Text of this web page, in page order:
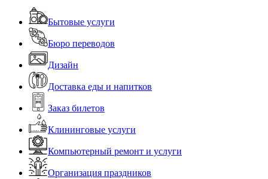
Бытовые услуги
Бюро переводов
Дизайн
Доставка еды и напитков
Заказ билетов
Клининговые услуги
Компьютерный ремонт и услуги
Организация праздников